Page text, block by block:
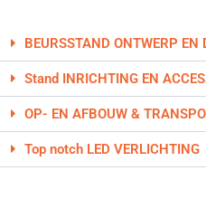
BEURSSTAND ONTWERP
Stand INRICHTING EN
OP- EN AFBOUW &
Top notch LED VERLICHTING